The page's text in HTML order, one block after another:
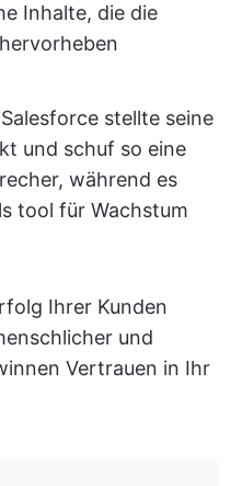
Inhalte, die die
Salesforce stellte seine
und schuf so eine
während es
tool für Wachstum
Ihrer Kunden
und
Vertrauen in Ihr